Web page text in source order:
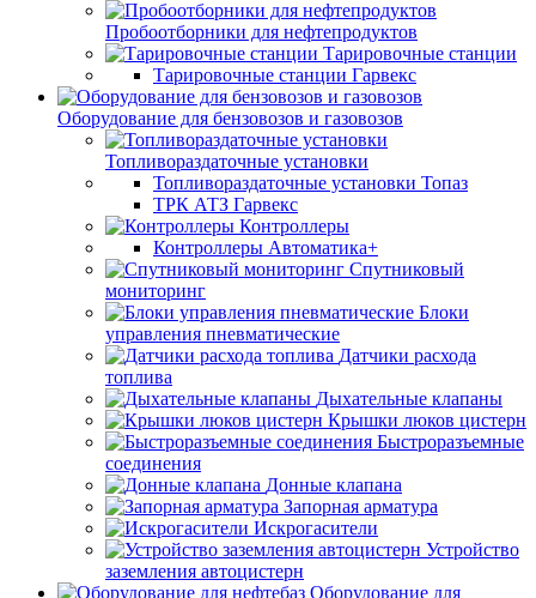
Пробоотборники для нефтепродуктов
Тарировочные станции
Тарировочные станции Гарвекс
Оборудование для бензовозов и газовозов
Топливораздаточные установки
Топливораздаточные установки Топаз
ТРК АТЗ Гарвекс
Контроллеры
Контроллеры Автоматика+
Спутниковый
мониторинг
Блоки
управления пневматические
Датчики расхода
топлива
Дыхательные клапаны
Крышки люков цистерн
Быстроразъемные
соединения
Донные клапана
Запорная арматура
Искрогасители
Устройство
заземления автоцистерн
Оборудование для